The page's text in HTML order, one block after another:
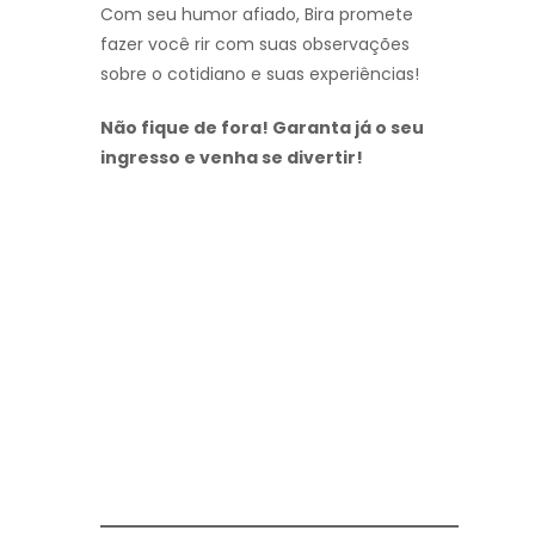
Com seu humor afiado, Bira promete
fazer você rir com suas observações
sobre o cotidiano e suas experiências!
Não fique de fora! Garanta já o seu
ingresso e venha se divertir!